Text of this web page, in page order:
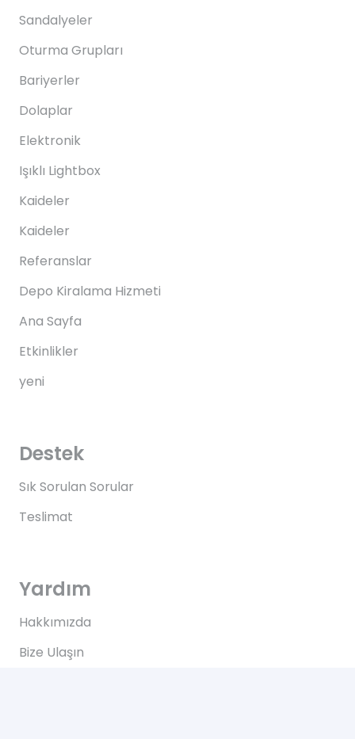
Sandalyeler
Oturma Grupları
Bariyerler
Dolaplar
Elektronik
Işıklı Lightbox
Kaideler
Kaideler
Referanslar
Depo Kiralama Hizmeti
Ana Sayfa
Etkinlikler
yeni
Destek
Sık Sorulan Sorular
Teslimat
Yardım
Hakkımızda
Bize Ulaşın